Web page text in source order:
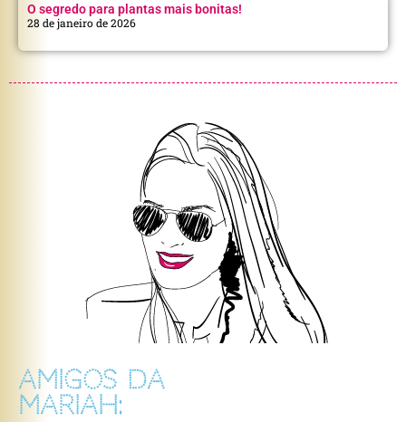
O segredo para plantas mais bonitas!
28 de janeiro de 2026
AMIGOS DA
MARIAH: